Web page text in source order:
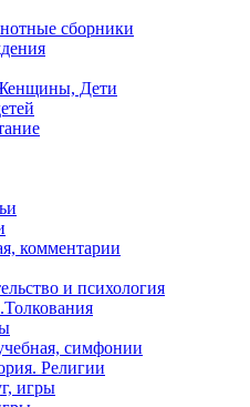
сборники
Дети
комментарии
и психология
симфонии
Религии
игры